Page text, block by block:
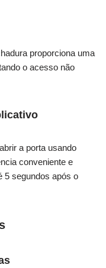
proporciona uma
o acesso não
a porta usando
conveniente e
5 segundos após o